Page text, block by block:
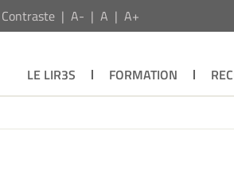
Contraste A- A A+
LE LIR3S FORMATION